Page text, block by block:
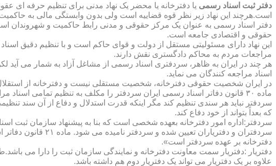
دفتر ثبت اسناد رسمی یا دفترخانه یا محضر یک نهاد مدنی برای تنظیم حرفه ای
است.هرچند این نهاد زیر نظر قوه قضاییه است ولی بدون وابستگی مالی به
دفتر اسناد رسمی به عنوان یک مرکز حقوقی و مدنی رابط حاکمیت و شهروندان
حقوقی و اقتصادی جامعه است.
این نهاد دارای مسئولیتی مستقل از دولت و قوای حاکم است و با تنظیم دقیق
مراجعات مردم به محاکم دادگستری نقش دارند.
هر چند در ایران به ظاهر، سردفتری اسناد رسمی از مشاغل آزاد به شمار می آید
اسناد مراجعه کنندگان می نماید.
در ایران شخصیت حقوقی دفترخانه، شخصیت مستقلی نیست و دفترخانه از
ماده ۳۰ قانون دفاتر اسناد رسمی ایران سردفتر را مکلف به تنظیم تمامی
سردفتر نباید هر سندی تنظیم کند مگر اینکه قدرت استدلال و دفاع از آن سند
که بعداً بتواند از خود دفاع کند.
سردفتر:اداره امور دفترخانه بعهده شخصی است که بنا به پیشنهاد سازمان ثبت
سردفتران و دفتریاران
دفترخانه بر عهده سردفتر است».
علاوه بر یک دفتریار می تواند یک دفتریار دوم هم داشته باشد.